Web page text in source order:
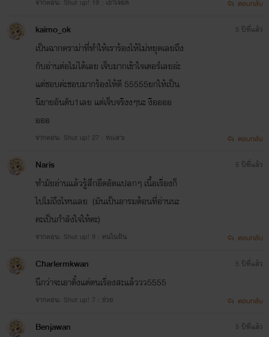
โปรโมชั่นพิเศษ **รอบปกติ**
ตอบกลับ
kaimo_ok
เป็นฉากดราม่าที่ทำให้เราร้องไห้ไม่หยุดเลยถึง
กับอ่านต่อไม่ได้เลย เจ็บมากเข้าใจเตอร์เลยอ่ะ
แต่ชอบค่ะชอบมากร้องไห้ดี 55555ยกให้เป็น
นิยายอันดับ1เลย แต่เจ็บจริงงๆนะ งืออออ
อออ
จากตอน: Shut up! 27 : ทะเลาะ
5 ปีที่แล้ว
ตอบกลับ
Naris
ทำมัยอ่านแล้วรู้สึกอึดอัดแปลกๆ เนื้อเรื่องก็
ไปไม่ถึงไหนเลย (มันเป็นอารมต้อนที่อ่านนะ
คะเป็นกำลังใจให้คะ)
จากตอน: Shut up! 9 : คนในฝัน
5 ปีที่แล้ว
ตอบกลับ
Charlermkwan
นึกว่าจะเอาตั้งแต่ตนเรื่องสะแล้ววว5555
จากตอน: Shut up! 7 : ช่วย
5 ปีที่แล้ว
ตอบกลับ
Benjawan 5 ปีที่แล้ว